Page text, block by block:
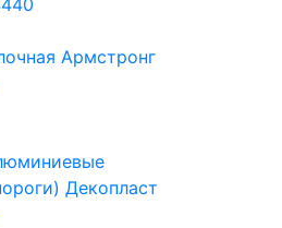
Армстронг
Декопласт